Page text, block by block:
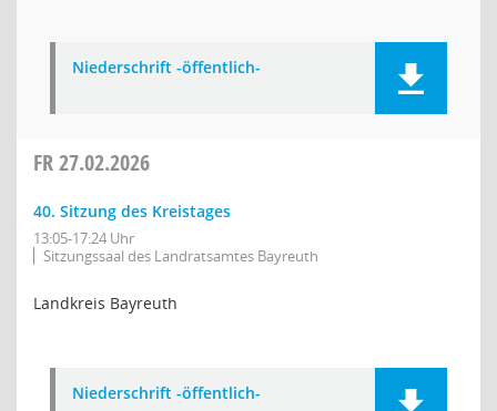
Niederschrift -öffentlich-
FR27.02.2026
40. Sitzung des Kreistages
13:05-17:24 Uhr
Sitzungssaal des Landratsamtes Bayreuth
Landkreis Bayreuth
Niederschrift -öffentlich-